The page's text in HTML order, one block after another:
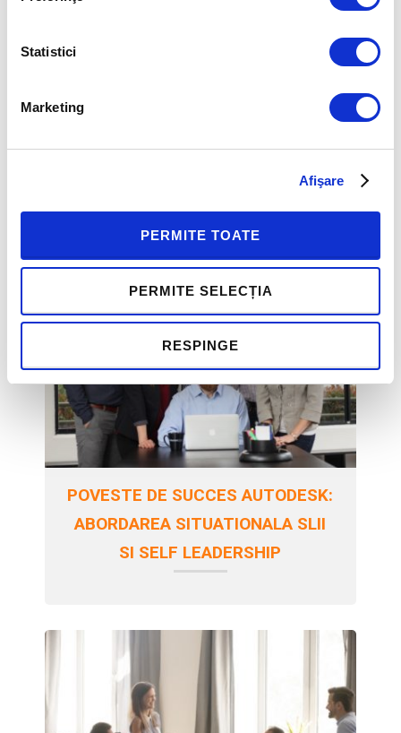
Statistici
Marketing
Afişare
PERMITE TOATE
PERMITE SELECȚIA
RESPINGE
POVESTE DE SUCCES WIRTEK:
ACADEMIE DE LEADERSHIP –
DEVELOP EXISTING AND FUTURE
LEADERS
POVESTE DE SUCCES AUTODESK:
ABORDAREA SITUATIONALA SLII
SI SELF LEADERSHIP